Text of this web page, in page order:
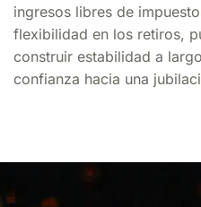
ingresos libres de
flexibilidad en los retiros,
construir estabilidad a
confianza hacia una